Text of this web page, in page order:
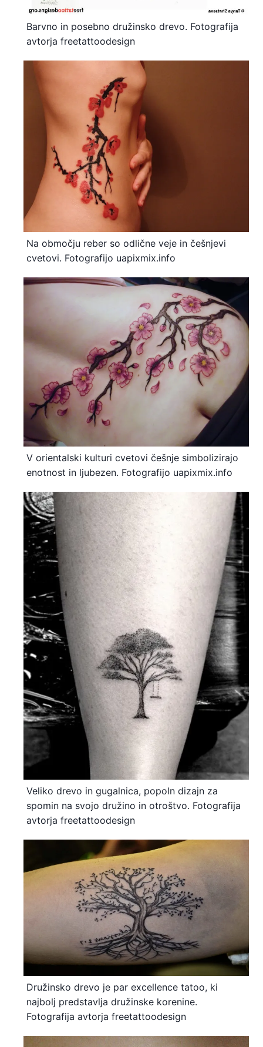
Barvno in posebno družinsko drevo. Fotografija
avtorja freetattoodesign
Na območju reber so odlične veje in češnjevi
cvetovi. Fotografijo uapixmix.info
V orientalski kulturi cvetovi češnje simbolizirajo
enotnost in ljubezen. Fotografijo uapixmix.info
Veliko drevo in gugalnica, popoln dizajn za
spomin na svojo družino in otroštvo. Fotografija
avtorja freetattoodesign
Družinsko drevo je par excellence tatoo, ki
najbolj predstavlja družinske korenine.
Fotografija avtorja freetattoodesign